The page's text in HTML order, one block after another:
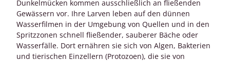
Dunkelmücken kommen ausschließlich an fließenden
Gewässern vor. Ihre Larven leben auf den dünnen
Wasserfilmen in der Umgebung von Quellen und in den
Spritzzonen schnell fließender, sauberer Bäche oder
Wasserfälle. Dort ernähren sie sich von Algen, Bakterien
und tierischen Einzellern (Protozoen), die sie von